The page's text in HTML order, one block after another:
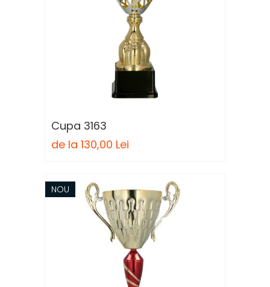
Cupa 3163
de la 130,00 Lei
NOU